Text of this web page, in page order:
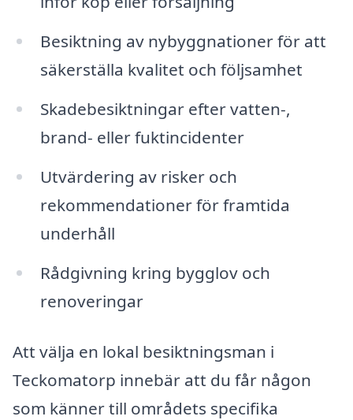
Besiktning av nybyggnationer för att
säkerställa kvalitet och följsamhet
Skadebesiktningar efter vatten-,
brand- eller fuktincidenter
Utvärdering av risker och
rekommendationer för framtida
underhåll
Rådgivning kring bygglov och
renoveringar
Att välja en lokal besiktningsman i
Teckomatorp innebär att du får någon
som känner till områdets specifika